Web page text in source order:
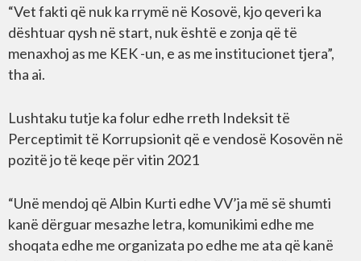
“Vet fakti që nuk ka rrymë në Kosovë, kjo qeveri ka
dështuar qysh në start, nuk është e zonja që të
menaxhoj as me KEK -un, e as me institucionet tjera”,
tha ai.
Lushtaku tutje ka folur edhe rreth Indeksit të
Perceptimit të Korrupsionit që e vendosë Kosovën në
pozitë jo të keqe për vitin 2021
“Unë mendoj që Albin Kurti edhe VV’ja më së shumti
kanë dërguar mesazhe letra, komunikimi edhe me
shoqata edhe me organizata po edhe me ata që kanë